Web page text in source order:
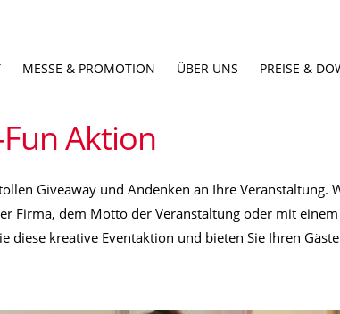
MESSE & PROMOTION ÜBER UNS PREISE &
Aktion
Giveaway und Andenken an Ihre
dem Motto der Veranstaltung oder mit
kreative Eventaktion und bieten Sie Ihren